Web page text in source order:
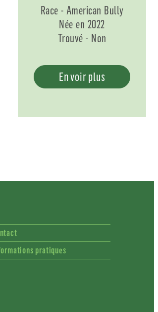
Race - American Bully
Née en 2022
Trouvé - Non
En voir plus
pratiques